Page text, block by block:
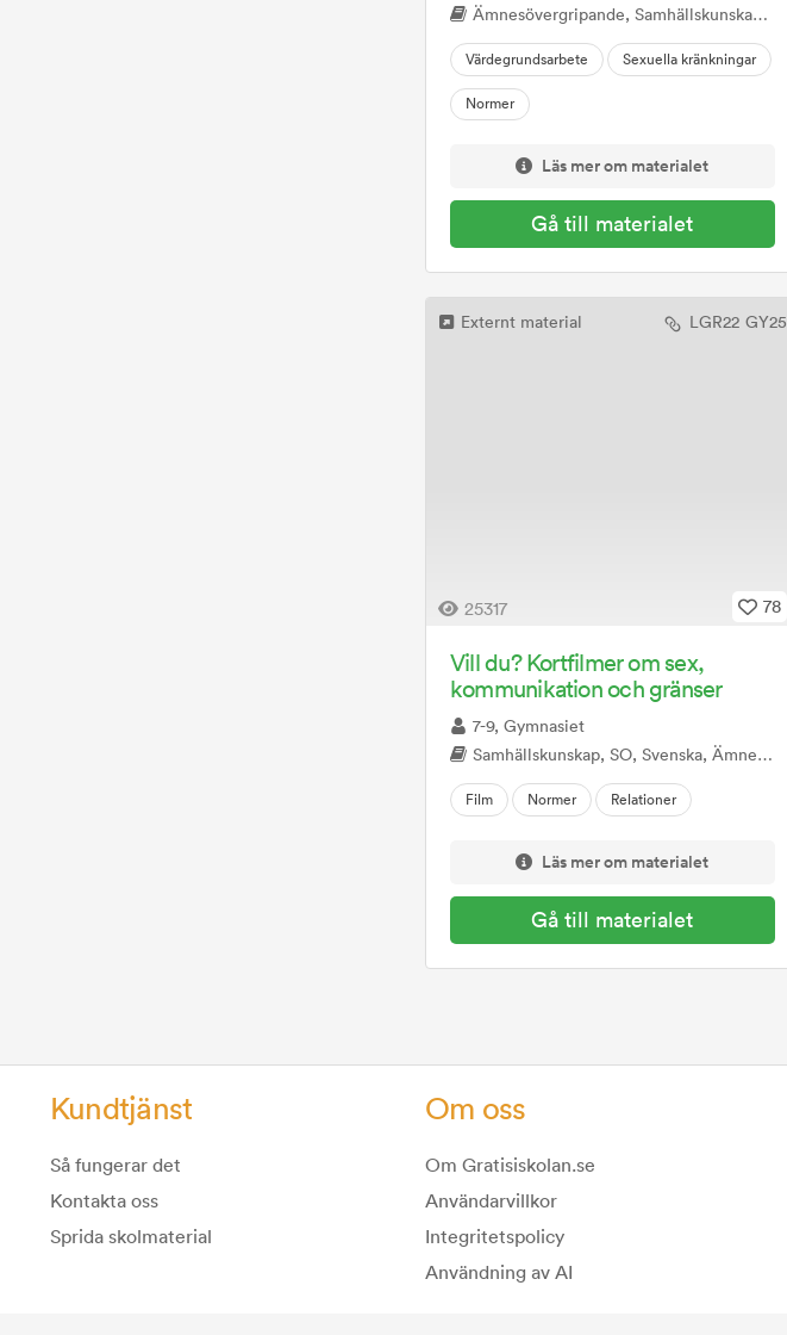
Ämnesövergripande, Samhällskunskap, Juridik, Mentorstid, Sexualitet samtycke och relationer
Värdegrundsarbete Sexuella kränkningar
Normer
Läs mer om materialet
Gå till materialet
Externt material LGR22 GY25
25317 78
Vill du? Kortfilmer om sex,
kommunikation och gränser
7-9, Gymnasiet
Samhällskunskap, SO, Svenska, Ämnesövergripande, Mentorstid, Sexualitet samtycke och relationer
Film Normer Relationer
Läs mer om materialet
Gå till materialet
Kundtjänst
Så fungerar det
Kontakta oss
Sprida skolmaterial
Om oss
Om Gratisiskolan.se
Användarvillkor
Integritetspolicy
Användning av AI